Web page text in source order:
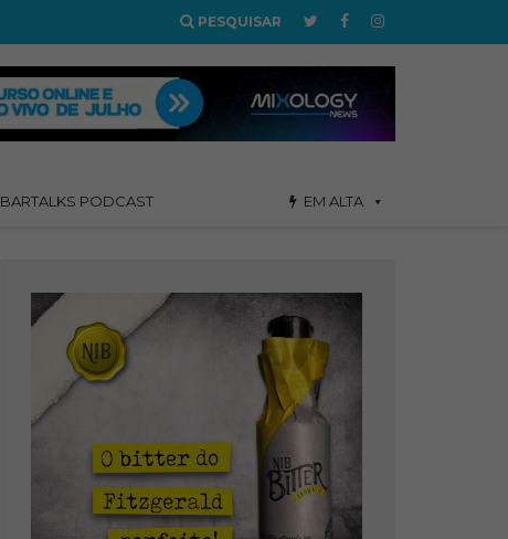
PESQUISAR
BARTALKS PODCAST EM ALTA